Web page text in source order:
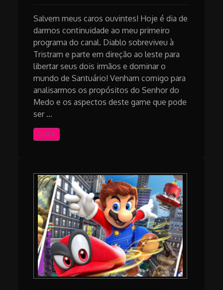
Salvem meus caros ouvintes! Hoje é dia de
darmos continuidade ao meu primeiro
programa do canal. Diablo sobreviveu à
Tristram e parte em direção ao leste para
libertar seus dois irmãos e dominar o
mundo de Santuário! Venham comigo para
analisarmos os propósitos do Senhor do
Medo e os aspectos deste game que pode
ser …
OUÇA